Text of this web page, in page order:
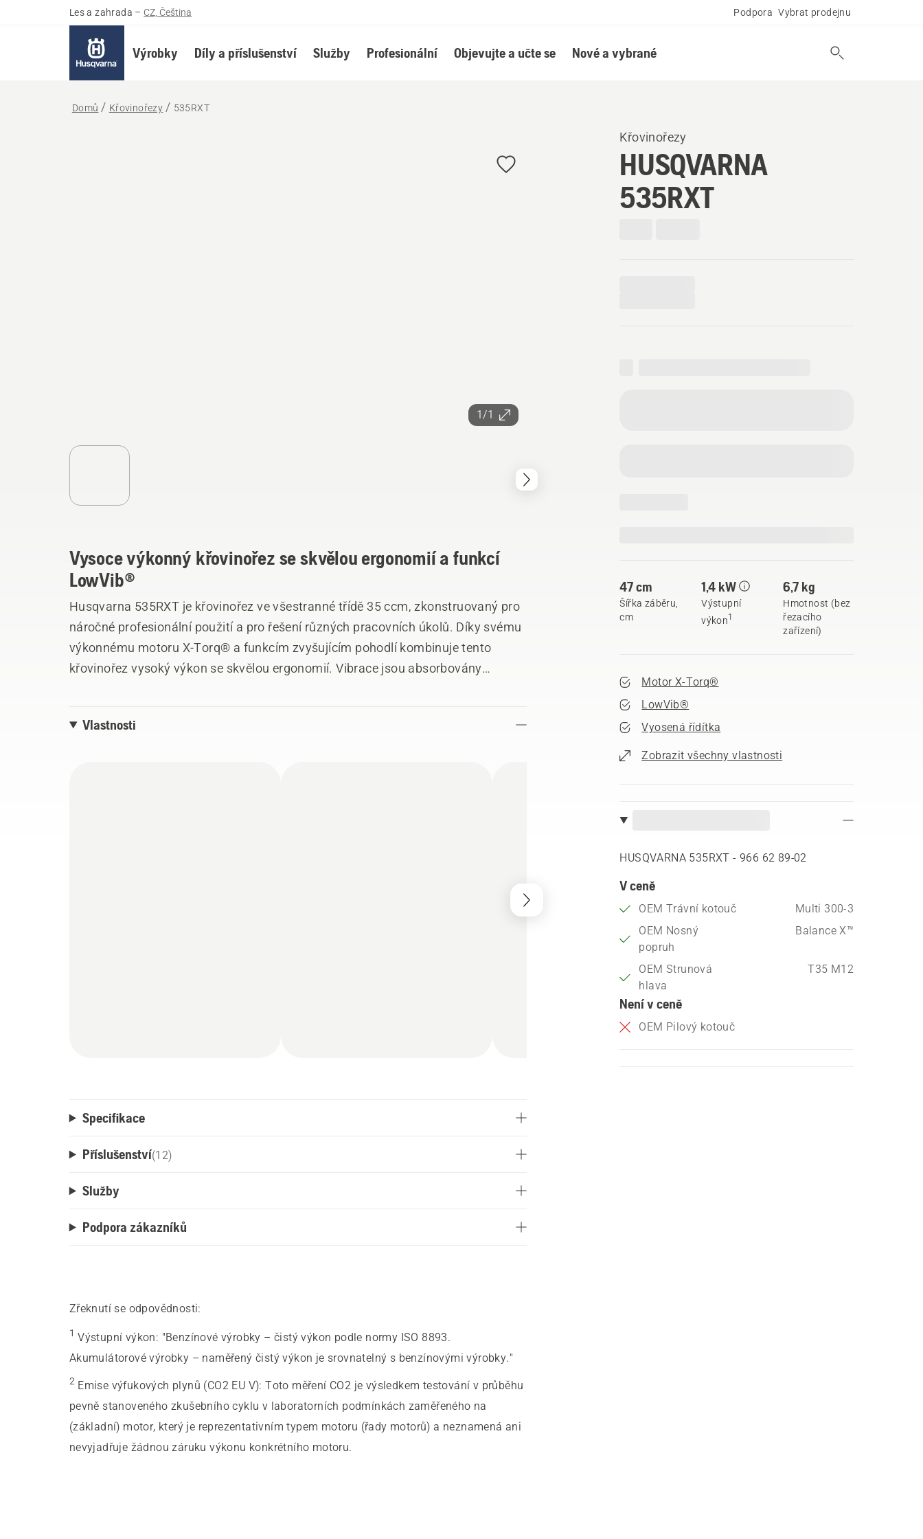
Les a zahrada – CZ, Čeština Podpora Vybrat prodejnu
Výrobky Díly a příslušenství Služby Profesionální Objevujte a učte se Nové a vybrané
Domů Křovinořezy 535RXT
1/1
Křovinořezy
HUSQVARNA
535RXT
47 cm
Šířka záběru,
cm
1,4 kW
Výstupní
výkon1
6,7 kg
Hmotnost (bez
řezacího
zařízení)
Motor X-Torq®
LowVib®
Vyosená řídítka
Zobrazit všechny vlastnosti
HUSQVARNA 535RXT - 966 62 89‑02
V ceně
OEM Trávní kotouč
Multi 300-3
OEM Nosný
popruh
Balance X™
OEM Strunová
hlava
T35 M12
Není v ceně
OEM Pilový kotouč
Vysoce výkonný křovinořez se skvělou ergonomií a funkcí
LowVib®
Husqvarna 535RXT je křovinořez ve všestranné třídě 35 ccm, zkonstruovaný pro
náročné profesionální použití a pro řešení různých pracovních úkolů. Díky svému
výkonnému motoru X-Torq® a funkcím zvyšujícím pohodlí kombinuje tento
křovinořez vysoký výkon se skvělou ergonomií. Vibrace jsou absorbovány
snadné startování. Dodáván s popruhem Balance X.
Vlastnosti
Specifikace
Příslušenství(12)
Služby
Podpora zákazníků
Zřeknutí se odpovědnosti:
1 Výstupní výkon: "Benzínové výrobky – čistý výkon podle normy ISO 8893.
Akumulátorové výrobky – naměřený čistý výkon je srovnatelný s benzínovými výrobky."
2 Emise výfukových plynů (CO2 EU V):Toto měření CO2 je výsledkem testování v průběhu
pevně stanoveného zkušebního cyklu v laboratorních podmínkách zaměřeného na
(základní) motor, který je reprezentativním typem motoru (řady motorů) a neznamená ani
nevyjadřuje žádnou záruku výkonu konkrétního motoru.